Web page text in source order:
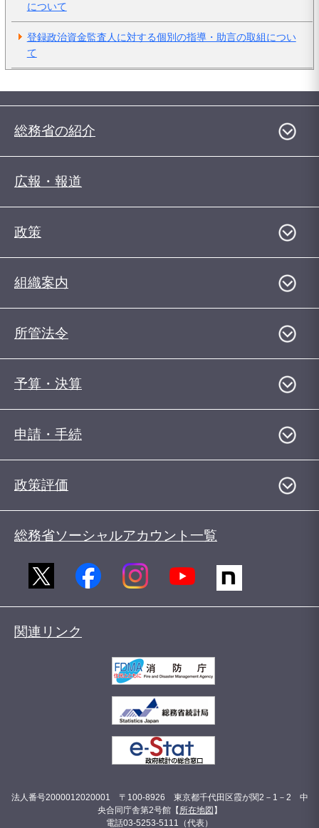
について
登録政治資金監査人に対する個別の指導・助言の取組につい
て
総務省の紹介
広報・報道
政策
組織案内
所管法令
予算・決算
申請・手続
政策評価
総務省ソーシャルアカウント一覧
関連リンク
法人番号2000012020001 〒100-8926 東京都千代田区霞が関2－1－2 中
央合同庁舎第2号館【 所在地図 】
電話03-5253-5111（代表）